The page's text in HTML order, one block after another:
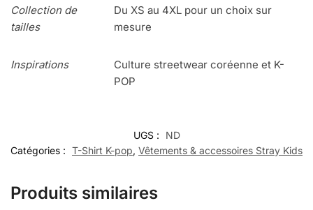
Collection de
tailles
Du XS au 4XL pour un choix sur
mesure
Inspirations
Culture streetwear coréenne et K-
POP
UGS :
ND
Catégories : T-Shirt K-pop, Vêtements & accessoires Stray Kids
Produits similaires